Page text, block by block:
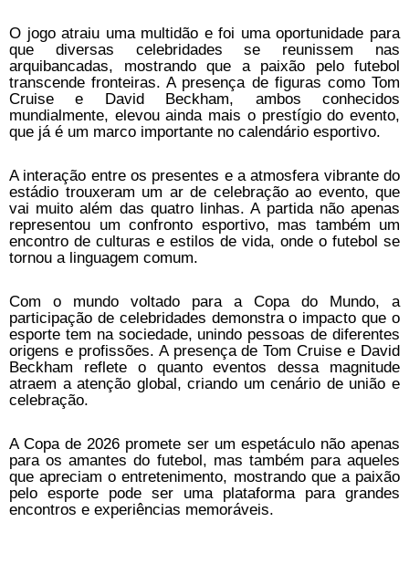
O jogo atraiu uma multidão e foi uma oportunidade para
que diversas celebridades se reunissem nas
arquibancadas, mostrando que a paixão pelo futebol
transcende fronteiras. A presença de figuras como Tom
Cruise e David Beckham, ambos conhecidos
mundialmente, elevou ainda mais o prestígio do evento,
que já é um marco importante no calendário esportivo.
A interação entre os presentes e a atmosfera vibrante do
estádio trouxeram um ar de celebração ao evento, que
vai muito além das quatro linhas. A partida não apenas
representou um confronto esportivo, mas também um
encontro de culturas e estilos de vida, onde o futebol se
tornou a linguagem comum.
Com o mundo voltado para a Copa do Mundo, a
participação de celebridades demonstra o impacto que o
esporte tem na sociedade, unindo pessoas de diferentes
origens e profissões. A presença de Tom Cruise e David
Beckham reflete o quanto eventos dessa magnitude
atraem a atenção global, criando um cenário de união e
celebração.
A Copa de 2026 promete ser um espetáculo não apenas
para os amantes do futebol, mas também para aqueles
que apreciam o entretenimento, mostrando que a paixão
pelo esporte pode ser uma plataforma para grandes
encontros e experiências memoráveis.